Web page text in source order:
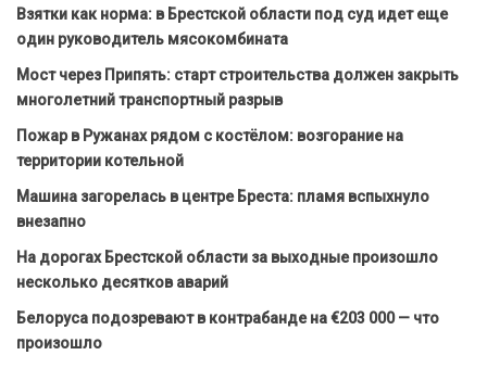
Взятки как норма: в Брестской области под суд идет еще
один руководитель мясокомбината
Мост через Припять: старт строительства должен закрыть
многолетний транспортный разрыв
Пожар в Ружанах рядом с костёлом: возгорание на
территории котельной
Машина загорелась в центре Бреста: пламя вспыхнуло
внезапно
На дорогах Брестской области за выходные произошло
несколько десятков аварий
Белоруса подозревают в контрабанде на €203 000 — что
произошло